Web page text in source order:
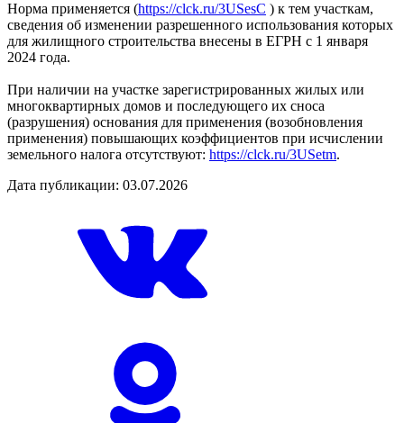
Норма применяется (https://clck.ru/3USesC ) к тем участкам,
сведения об изменении разрешенного использования которых
для жилищного строительства внесены в ЕГРН с 1 января
2024 года.
При наличии на участке зарегистрированных жилых или
многоквартирных домов и последующего их сноса
(разрушения) основания для применения (возобновления
применения) повышающих коэффициентов при исчислении
земельного налога отсутствуют: https://clck.ru/3USetm.
Дата публикации: 03.07.2026